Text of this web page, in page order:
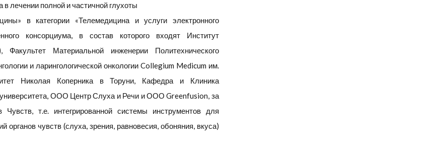
лечении полной и частичной глухоты
в категории «Телемедицина и услуги электронного
консорциума, в состав которого входят Институт
Материальной инженерии Политехнического
и ларингологической онкологии Collegium Medicum им.
Николая Коперника в Торуни, Кафедра и Клиника
ООО Центр Слуха и Речи и ООО Greenfusion, за
т.е. интегрированной системы инструментов для
органов чувств (слуха, зрения, равновесия, обоняния, вкуса)